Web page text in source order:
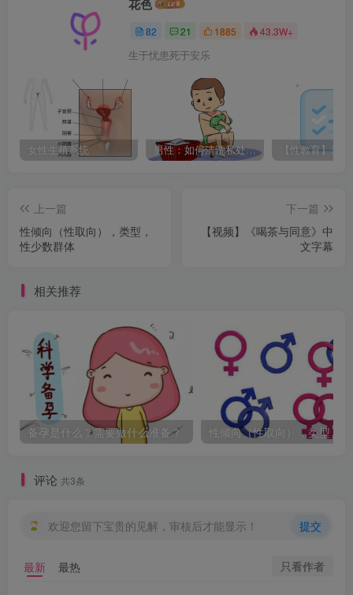
花色
82 21 1885 43.3W+
生于忧患死于安乐
女性生殖系统 男性：如何清洗私处？不清洗可能要做手术割了
上一篇
性倾向（性取向），类型，
性少数群体
下一篇
【视频】《喝茶与同意》中
文字幕
相关推荐
备孕是什么？需要做什么准备？
评论 共3条
欢迎您留下宝贵的见解，审核后才能显示！ 提交
最新 最热 只看作者